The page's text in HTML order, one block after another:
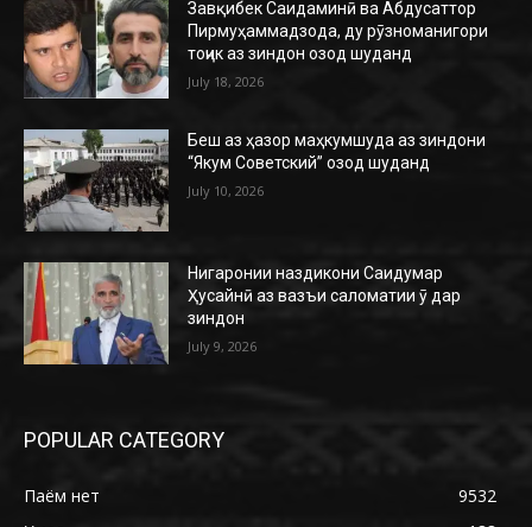
Завқибек Саидаминӣ ва Абдусаттор
Пирмуҳаммадзода, ду рӯзноманигори
тоҷик аз зиндон озод шуданд
July 18, 2026
Беш аз ҳазор маҳкумшуда аз зиндони
“Якум Советский” озод шуданд
July 10, 2026
Нигаронии наздикони Саидумар
Ҳусайнӣ аз вазъи саломатии ӯ дар
зиндон
July 9, 2026
POPULAR CATEGORY
Паём нет
9532